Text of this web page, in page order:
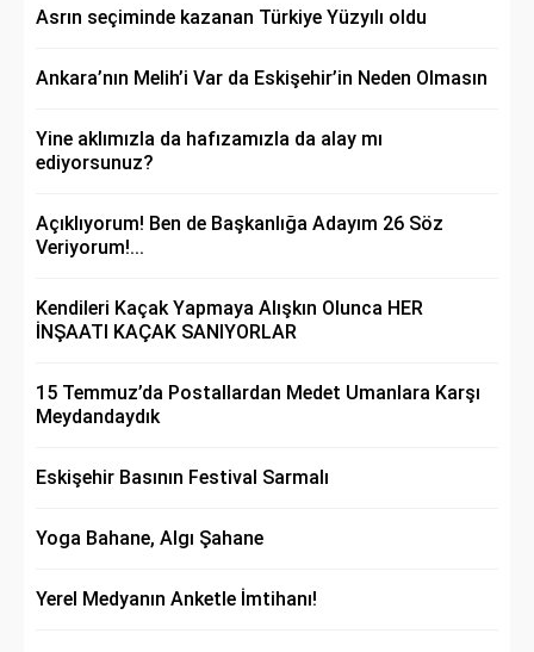
Asrın seçiminde kazanan Türkiye Yüzyılı oldu
Ankara’nın Melih’i Var da Eskişehir’in Neden Olmasın
Yine aklımızla da hafızamızla da alay mı
ediyorsunuz?
Açıklıyorum! Ben de Başkanlığa Adayım 26 Söz
Veriyorum!...
Kendileri Kaçak Yapmaya Alışkın Olunca HER
İNŞAATI KAÇAK SANIYORLAR
15 Temmuz’da Postallardan Medet Umanlara Karşı
Meydandaydık
Eskişehir Basının Festival Sarmalı
Yoga Bahane, Algı Şahane
Yerel Medyanın Anketle İmtihanı!